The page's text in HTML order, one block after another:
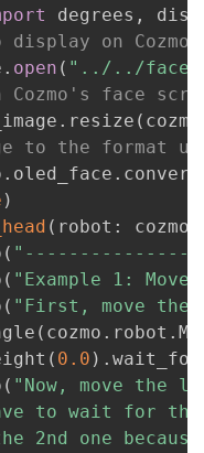
degrees ,
on
. open ( "../../
face
. resize ( cozmo
to the format
. oled_face .
)
( robot : cozmo
(
( "Example 1:
( "First, move the
( cozmo . robot .
( 0.0 ) .
( "Now, move the
to wait for
2nd one